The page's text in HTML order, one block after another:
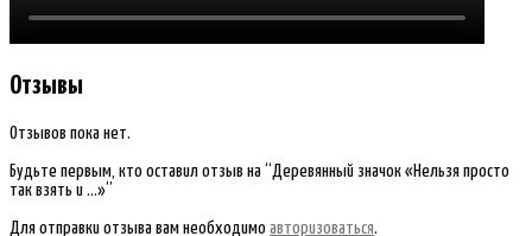
Отзывы
Отзывов пока нет.
Будьте первым, кто оставил отзыв на “Деревянный значок «Нельзя просто
так взять и …»”
Для отправки отзыва вам необходимо авторизоваться.